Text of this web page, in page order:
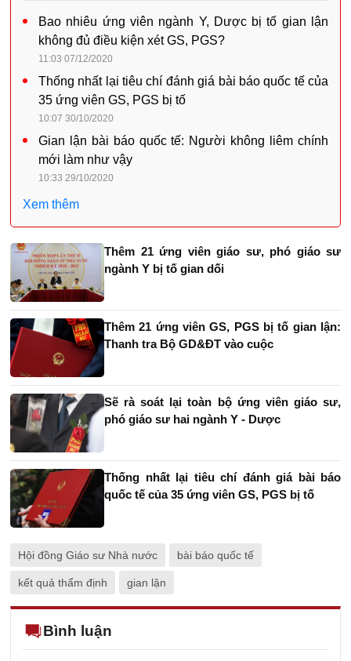
Bao nhiêu ứng viên ngành Y, Dược bị tố gian lận
không đủ điều kiện xét GS, PGS?
11:03 07/12/2020
Thống nhất lại tiêu chí đánh giá bài báo quốc tế của
35 ứng viên GS, PGS bị tố
10:07 30/10/2020
Gian lận bài báo quốc tế: Người không liêm chính
mới làm như vậy
10:33 29/10/2020
Xem thêm
Thêm 21 ứng viên giáo sư, phó giáo sư
ngành Y bị tố gian dối
Thêm 21 ứng viên GS, PGS bị tố gian lận:
Thanh tra Bộ GD&ĐT vào cuộc
Sẽ rà soát lại toàn bộ ứng viên giáo sư,
phó giáo sư hai ngành Y - Dược
Thống nhất lại tiêu chí đánh giá bài báo
quốc tế của 35 ứng viên GS, PGS bị tố
Hội đồng Giáo sư Nhà nước bài báo quốc tế
kết quả thẩm định gian lận
Bình luận